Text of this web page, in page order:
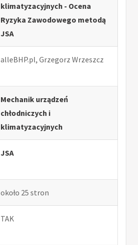
klimatyzacyjnych - Ocena
Ryzyka Zawodowego metodą
JSA
alleBHP.pl, Grzegorz Wrzeszcz
Mechanik urządzeń
chłodniczych i
klimatyzacyjnych
JSA
około 25 stron
TAK